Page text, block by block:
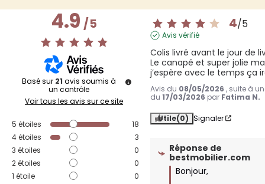
4.9/5
Basé sur 21 avis soumis à
un contrôle
Voir tous les avis sur ce site
5 étoiles
18
4étoiles
3
3 étoiles
0
2étoiles
0
1 étoile 0
4/5
Avis vérifié
Colis livré avant le jour de
Le canapé et super jolie
j’espère avec le temps ça
Avis du 08/05/2026 , suite à
du17/03/2026 par Fatima N.
Utile(0) Signaler
Réponse de
bestmobilier.com
Bonjour,